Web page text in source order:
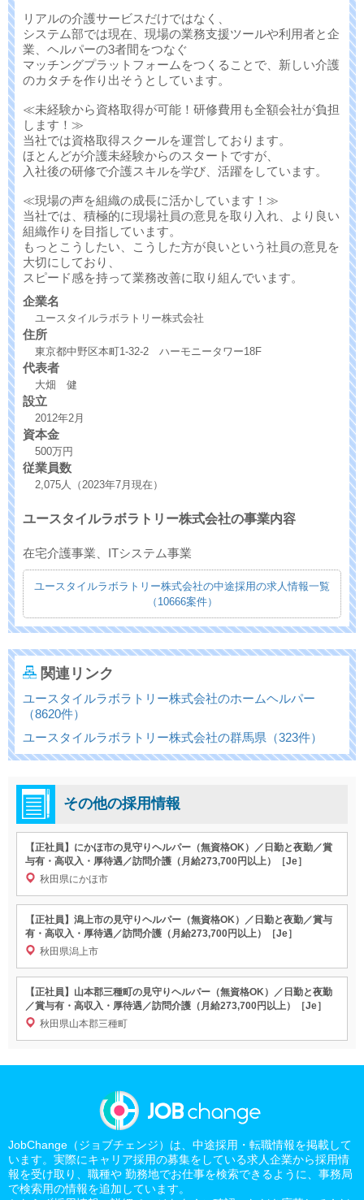
リアルの介護サービスだけではなく、
システム部では現在、現場の業務支援ツールや利用者と企
業、ヘルパーの3者間をつなぐ
マッチングプラットフォームをつくることで、新しい介護
のカタチを作り出そうとしています。
≪未経験から資格取得が可能！研修費用も全額会社が負担
します！≫
当社では資格取得スクールを運営しております。
ほとんどが介護未経験からのスタートですが、
入社後の研修で介護スキルを学び、活躍をしています。
≪現場の声を組織の成長に活かしています！≫
当社では、積極的に現場社員の意見を取り入れ、より良い
組織作りを目指しています。
もっとこうしたい、こうした方が良いという社員の意見を
大切にしており、
スピード感を持って業務改善に取り組んでいます。
企業名
ユースタイルラボラトリー株式会社
住所
東京都中野区本町1-32-2 ハーモニータワー18F
代表者
大畑 健
設立
2012年2月
資本金
500万円
従業員数
2,075人（2023年7月現在）
ユースタイルラボラトリー株式会社の事業内容
在宅介護事業、ITシステム事業
ユースタイルラボラトリー株式会社の中途採用の求人情報一覧
（10666案件）
関連リンク
ユースタイルラボラトリー株式会社のホームヘルパー
（8620件）
ユースタイルラボラトリー株式会社の群馬県（323件）
その他の採用情報
【正社員】にかほ市の見守りヘルパー（無資格OK）／日勤と夜勤／賞
与有・高収入・厚待遇／訪問介護（月給273,700円以上）［Je］
秋田県にかほ市
【正社員】潟上市の見守りヘルパー（無資格OK）／日勤と夜勤／賞与
有・高収入・厚待遇／訪問介護（月給273,700円以上）［Je］
秋田県潟上市
【正社員】山本郡三種町の見守りヘルパー（無資格OK）／日勤と夜勤
／賞与有・高収入・厚待遇／訪問介護（月給273,700円以上）［Je］
秋田県山本郡三種町
JobChange（ジョブチェンジ）は、中途採用・転職情報を掲載して
います。実際にキャリア採用の募集をしている求人企業から採用情
報を受け取り、職種や 勤務地でお仕事を検索できるように、事務局
で検索用の情報を追加しています。